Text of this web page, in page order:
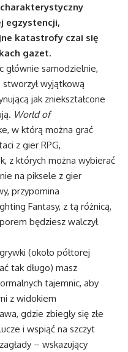
egzystencji,
katastrofy czai się
gazet.
głównie samodzielnie,
wyjątkową
jak zniekształcone
World of
w którą można grać
z gier RPG,
z których można wybierać
na piksele z gier
przypomina
Fantasy, z tą różnicą,
będziesz walczył
(około półtorej
tak długo) masz
tajemnic, aby
z widokiem
gdzie zbiegły się złe
i wspiąć na szczyt
– wskazujący